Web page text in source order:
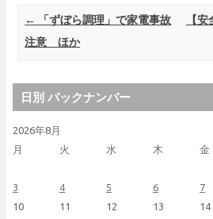
Post navigation
←
「ずぼら調理」で家電事故
注意 ほか
【
日別 バックナンバー
2026年8月
月
火 水 木 金
3
4 5 6 7
10
11 12 13 14